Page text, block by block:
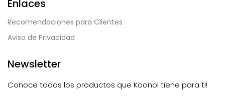
Enlaces
Recomendaciones para Clientes
Aviso de Privacidad
Newsletter
Conoce todos los productos que Koonol tiene para ti!